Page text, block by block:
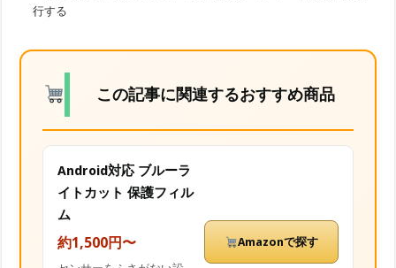
行する
この記事に関連するおすすめ商品
Android対応 ブルーラ
イトカット 保護フィル
ム
約1,500円〜 Amazonで探す